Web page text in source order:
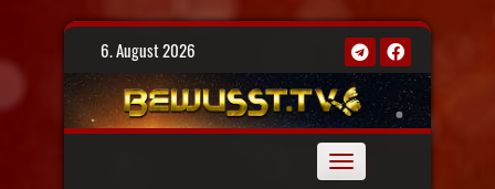
Skip
6. August 2026
Toggle
navigation